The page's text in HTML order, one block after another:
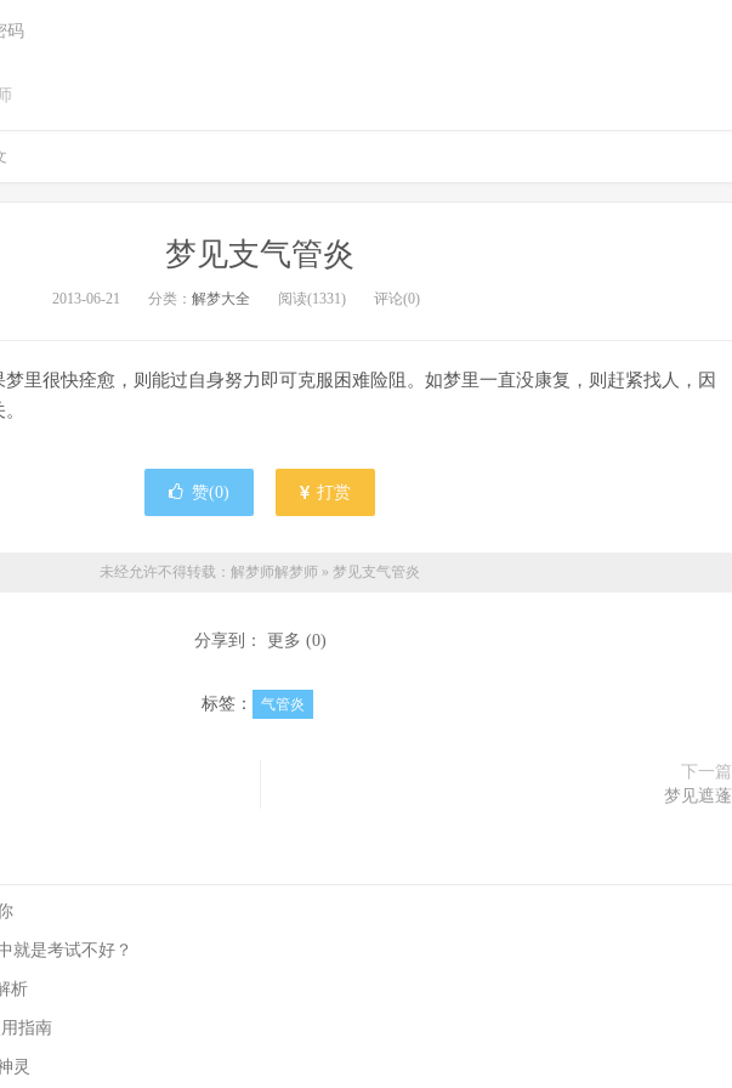
码
梦见支气管炎
2013-06-21 分类： 解梦大全 阅读(1331) 评论(0)
里很快痊愈，则能过自身努力即可克服困难险阻。如梦里一直没康复，则赶紧找人，因
赞(0) 打赏
未经允许不得转载：解梦师解梦师 » 梦见支气管炎
分享到： 更多 (0)
标签： 气管炎
下一篇
梦见遮蓬
就是考试不好？
析
指南
灵